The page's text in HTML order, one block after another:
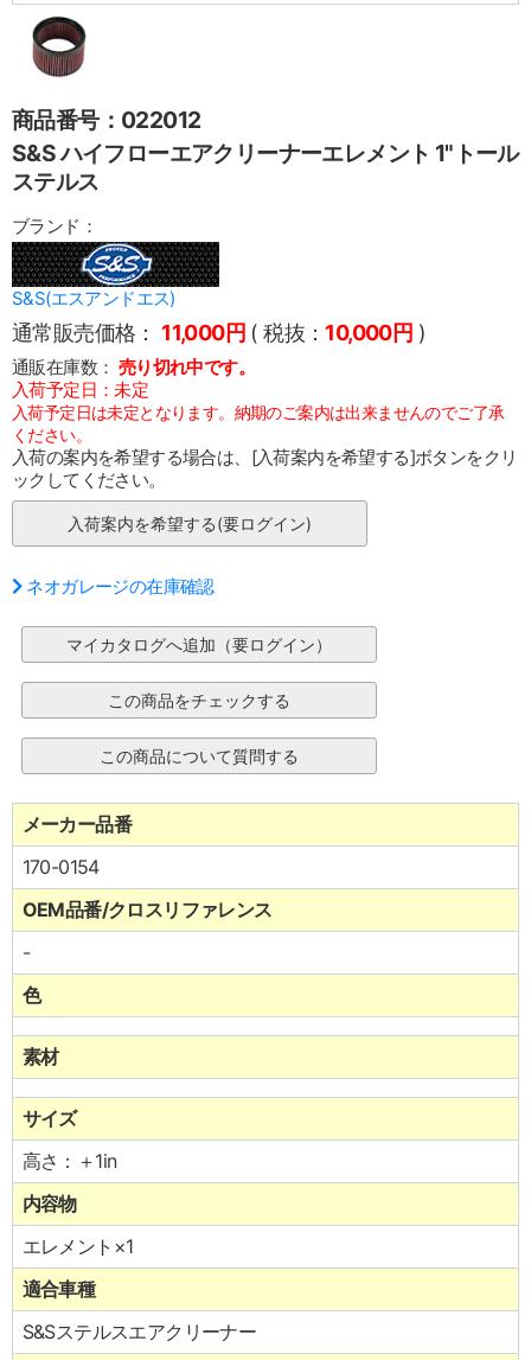
商品番号：022012
S&S ハイフローエアクリーナーエレメント 1"トール
ステルス
ブランド：
S&S(エスアンドエス)
通常販売価格： 11,000円 ( 税抜： 10,000円 )
通販在庫数： 売り切れ中です。
入荷予定日：未定
入荷予定日は未定となります。納期のご案内は出来ませんのでご了承
ください。
入荷の案内を希望する場合は、[入荷案内を希望する]ボタンをクリ
ックしてください。
ネオガレージの在庫確認
メーカー品番
170-0154
OEM品番/クロスリファレンス
-
色
素材
サイズ
高さ：＋1in
内容物
エレメント×1
適合車種
S&Sステルスエアクリーナー